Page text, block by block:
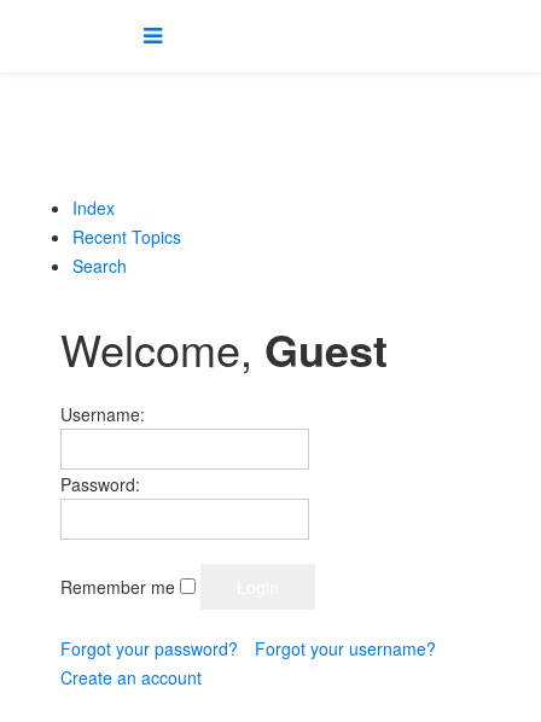
Index
Recent Topics
Search
Welcome, Guest
Username:
Password:
Remember me
Forgot your password?
Forgot your username?
Create an account